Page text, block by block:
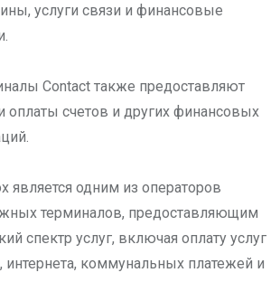
услуги связи и финансовые
Contact также предоставляют
оплаты счетов и других финансовых
является одним из операторов
терминалов, предоставляющим
спектр услуг, включая оплату услуг
интернета, коммунальных платежей и